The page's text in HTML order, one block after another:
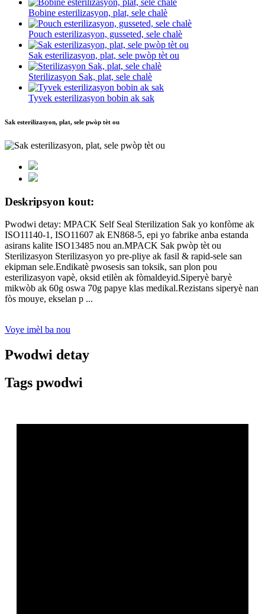
Bobine esterilizasyon, plat, sele chalè
Pouch esterilizasyon, gusseted, sele chalè
Sak esterilizasyon, plat, sele pwòp tèt ou
Sterilizasyon Sak, plat, sele chalè
Tyvek esterilizasyon bobin ak sak
Sak esterilizasyon, plat, sele pwòp tèt ou
Deskripsyon kout:
Pwodwi detay: MPACK Self Seal Sterilization Sak yo konfòme ak
ISO11140-1, ISO11607 ak EN868-5, epi yo fabrike anba estanda
asirans kalite ISO13485 nou an.MPACK Sak pwòp tèt ou
Sterilizasyon Sterilizasyon yo pre-pliye ak fasil & rapid-sele san
ekipman sele.Endikatè pwosesis san toksik, san plon pou
esterilizasyon vapè, oksid etilèn ak fòmaldeyid.Siperyè baryè
mikwòb ak 60g oswa 70g papye klas medikal.Rezistans siperyè nan
fòs mouye, ekselan p ...
Voye imèl ba nou
Pwodwi detay
Tags pwodwi